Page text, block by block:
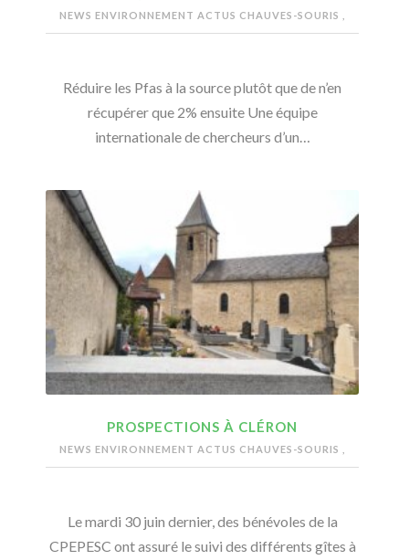
NEWS ENVIRONNEMENT ACTUS CHAUVES-SOURIS
Réduire les Pfas à la source plutôt que de n’en
récupérer que 2% ensuite Une équipe
internationale de chercheurs d’un…
PROSPECTIONS À CLÉRON
NEWS ENVIRONNEMENT ACTUS CHAUVES-SOURIS
Le mardi 30 juin dernier, des bénévoles de la
CPEPESC ont assuré le suivi des différents gîtes à